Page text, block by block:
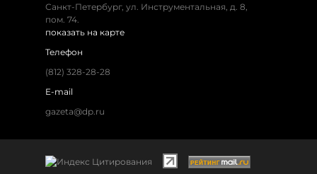
Санкт-Петербург, ул. Инструментальная, д. 8,
пом. 74.
показать на карте
Телефон
(812) 328-28-28
E-mail
gazeta@dp.ru